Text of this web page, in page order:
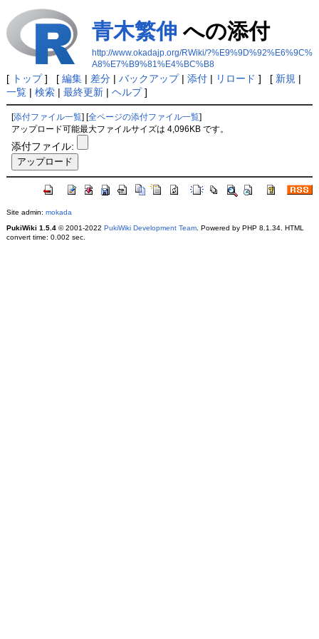
青木繁伸 への添付
http://www.okadajp.org/RWiki/?%E9%9D%92%E6%9C%
A8%E7%B9%81%E4%BC%B8
[ トップ] [ 編集| 差分| バックアップ| 添付| リロード ] [ 新規 |
一覧| 検索| 最終更新| ヘルプ]
[添付ファイル一覧 ] [全ページの添付ファイル一覧
アップロード可能最大ファイルサイズは 4,096KB です。
添付ファイル:
Site admin: mokada
PukiWiki 1.5.4© 2001-2022 PukiWiki Development Team. Powered by PHP 8.1.34. HTML
convert time: 0.002 sec.